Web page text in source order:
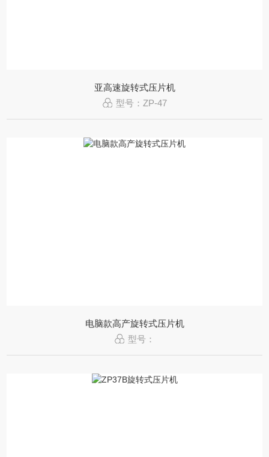
亚高速旋转式压片机
型号：ZP-47
电脑款高产旋转式压片机
型号：